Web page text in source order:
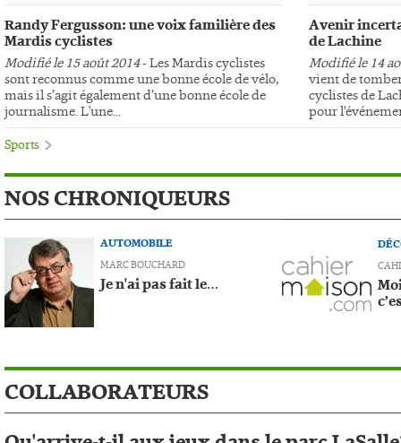
Randy Fergusson: une voix familière des
Mardis cyclistes
Modifié le 15 août 2014- Les Mardis cyclistes
sont reconnus comme une bonne école de vélo,
mais il s’agit également d’une bonne école de
journalisme. L'une...
Avenir
de Lachine
Modifié le 14
vient de
cyclistes de
pour
Sports
NOS CHRONIQUEURS
AUTOMOBILE
MARC BOUCHARD
Je n'ai pas fait le…
COLLABORATEURS